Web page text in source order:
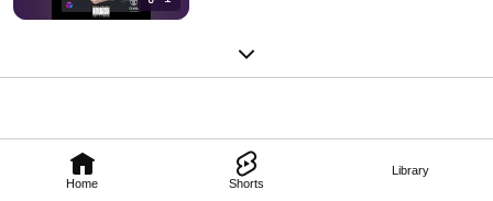
Home Shorts
Library